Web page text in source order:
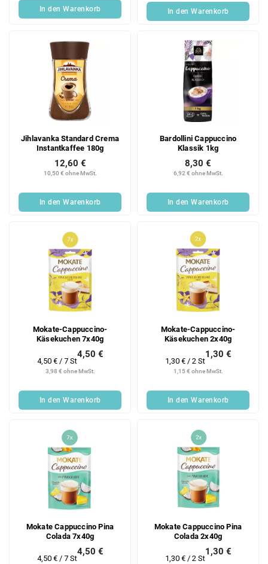
In den Warenkorb In den Warenkorb
Jihlavanka Standard Crema
Instantkaffee 180g
10,50 € ohne MwSt.
12,60 €
In den Warenkorb
Bardollini Cappuccino
Klassik 1kg
6,92 € ohne MwSt.
8,30 €
In den Warenkorb
Mokate-Cappuccino-
Käsekuchen 7x40g
3,98 € ohne MwSt.
4,50 €
Verkaufspreis:
4,50 € / 7 St
In den Warenkorb
Mokate-Cappuccino-
Käsekuchen 2x40g
1,15 € ohne MwSt.
1,30 €
Verkaufspreis:
1,30 € / 2 St
In den Warenkorb
Mokate Cappuccino Pina
Colada 7x40g
4,50 €
Verkaufspreis:
4,50 € / 7 St
Mokate Cappuccino Pina
Colada 2x40g
1,30 €
Verkaufspreis:
1,30 € / 2 St